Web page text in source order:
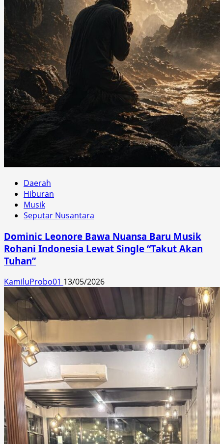
Daerah
Hiburan
Musik
Seputar Nusantara
Dominic Leonore Bawa Nuansa Baru Musik
Rohani Indonesia Lewat Single “Takut Akan
Tuhan”
KamiluProbo01 13/05/2026